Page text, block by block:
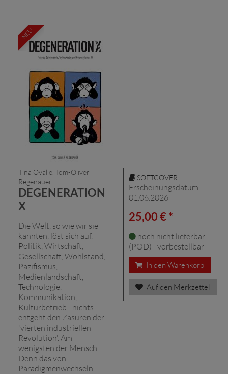
NEU
Tina Ovalle, Tom-Oliver
Regenauer
DEGENERATION
X
Die Welt, so wie wir sie
kannten, löst sich auf.
Politik, Wirtschaft,
Gesellschaft, Wohlstand,
Pazifismus,
Medienlandschaft,
Technologie,
Kommunikation,
Kulturbetrieb - nichts
entgeht den Zäsuren der
'vierten industriellen
Revolution'. Am
wenigsten der Mensch.
Denn das von
Paradigmenwechseln ...
SOFTCOVER
Erscheinungsdatum:
01.06.2026
25,00 € *
noch nicht lieferbar
(POD) - vorbestellbar
In den Warenkorb
Auf den Merkzettel